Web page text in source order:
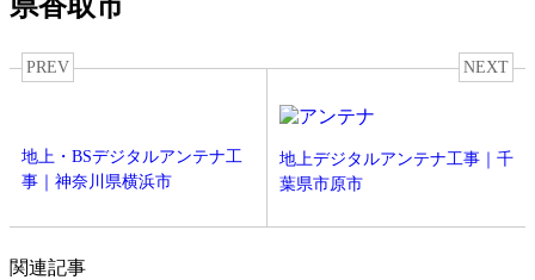
PREV
地上・BSデジタルアンテナ工
事｜神奈川県横浜市
NEXT
地上デジタルアンテナ工事｜千
葉県市原市
関連記事